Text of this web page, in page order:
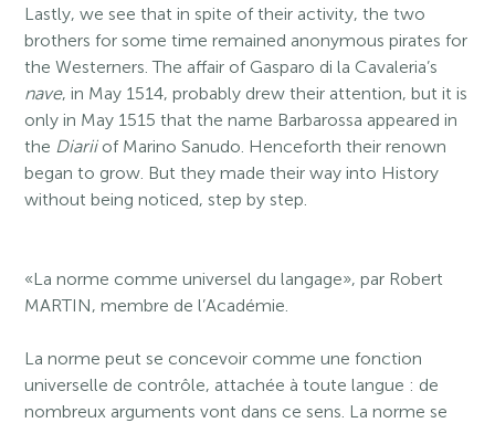
Lastly, we see that in spite of their activity, the two
brothers for some time remained anonymous pirates for
the Westerners. The affair of Gasparo di la Cavaleria’s
nave, in May 1514, probably drew their attention, but it is
only in May 1515 that the name Barbarossa appeared in
the Diariiof Marino Sanudo. Henceforth their renown
began to grow. But they made their way into History
without being noticed, step by step.
«La norme comme universel du langage», par Robert
MARTIN, membre de l’Académie.
La norme peut se concevoir comme une fonction
universelle de contrôle, attachée à toute langue : de
nombreux arguments vont dans ce sens. La norme se